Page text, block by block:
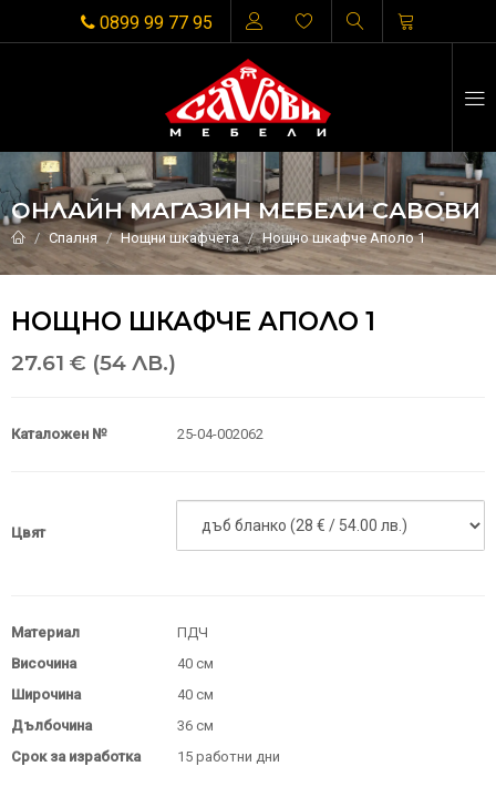
0899 99 77 95
ОНЛАЙН МАГАЗИН МЕБЕЛИ САВОВИ
Спалня Нощни шкафчета Нощно шкафче Аполо 1
НОЩНО ШКАФЧЕ АПОЛО 1
27.61 € (54 ЛВ.)
Каталожен № 25-04-002062
Цвят
Материал
ПДЧ
Височина
40 см
Широчина
40 см
Дълбочина
36 см
Срок за изработка
15 работни дни